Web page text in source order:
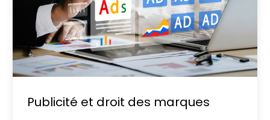
Publicité et droit des marques